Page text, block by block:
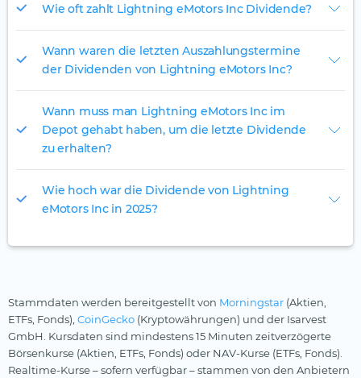
Wie oft zahlt Lightning eMotors Inc Dividende?
Wann waren die letzten Auszahlungstermine
der Dividenden von Lightning eMotors Inc?
Wann muss man Lightning eMotors Inc im
Depot gehabt haben, um die letzte Dividende
zu erhalten?
Wie hoch war die Dividende von Lightning
eMotors Inc in 2025?
Stammdaten werden bereitgestellt von Morningstar (Aktien,
ETFs, Fonds), CoinGecko (Kryptowährungen) und der Isarvest
GmbH. Kursdaten sind mindestens 15 Minuten zeitverzögerte
Börsenkurse (Aktien, ETFs, Fonds) oder NAV-Kurse (ETFs, Fonds).
Realtime-Kurse – sofern verfügbar – stammen von den Anbietern